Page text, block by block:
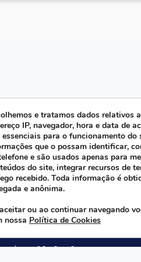
Fale agora com nossa
Whatsapp da
| CEP 60.110-140
e tratamos dados relativos
IP, navegador, hora e data de
essenciais para o funcionamento do
que o possam identificar,
e são usados apenas para
do site, integrar recursos de
recebido. Toda informação é
e anônima.
ou ao continuar navegando
nossa Política de Cookies